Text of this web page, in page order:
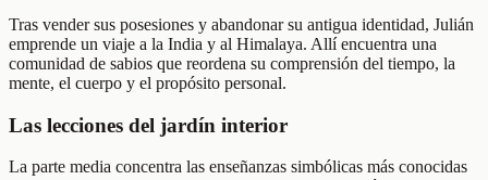
Tras vender sus posesiones y abandonar su antigua identidad, Julián
emprende un viaje a la India y al Himalaya. Allí encuentra una
comunidad de sabios que reordena su comprensión del tiempo, la
mente, el cuerpo y el propósito personal.
Las lecciones del jardín interior
La parte media concentra las enseñanzas simbólicas más conocidas